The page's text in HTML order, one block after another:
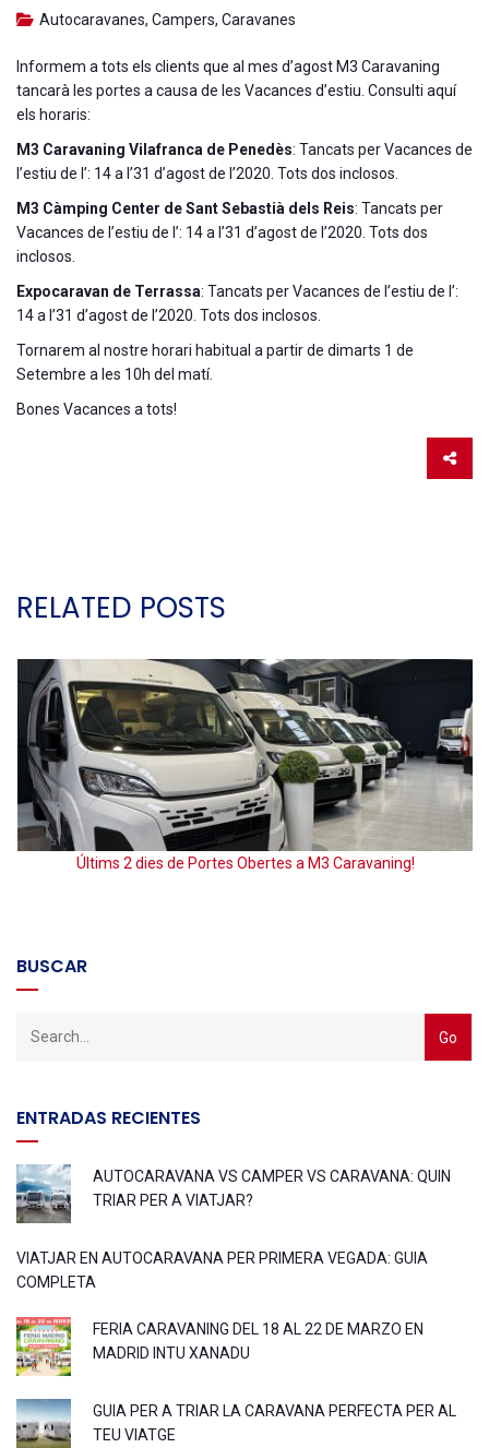
Autocaravanes, Campers, Caravanes
Informem a tots els clients que al mes d’agost M3 Caravaning
tancarà les portes a causa de les Vacances d’estiu. Consulti aquí
els horaris:
M3 Caravaning Vilafranca de Penedès: Tancats per Vacances de
l’estiu de l’: 14 a l’31 d’agost de l’2020. Tots dos inclosos.
M3 Càmping Center de Sant Sebastià dels Reis: Tancats per
Vacances de l’estiu de l’: 14 a l’31 d’agost de l’2020. Tots dos
inclosos.
Expocaravan de Terrassa: Tancats per Vacances de l’estiu de l’:
14 a l’31 d’agost de l’2020. Tots dos inclosos.
Tornarem al nostre horari habitual a partir de dimarts 1 de
Setembre a les 10h del matí.
Bones Vacances a tots!
RELATED POSTS
Últims 2 dies de Portes Obertes a M3 Caravaning!
BUSCAR
ENTRADAS RECIENTES
AUTOCARAVANA VS CAMPER VS CARAVANA: QUIN
TRIAR PER A VIATJAR?
VIATJAR EN AUTOCARAVANA PER PRIMERA VEGADA: GUIA
COMPLETA
FERIA CARAVANING DEL 18 AL 22 DE MARZO EN
MADRID INTU XANADU
GUIA PER A TRIAR LA CARAVANA PERFECTA PER AL
TEU VIATGE